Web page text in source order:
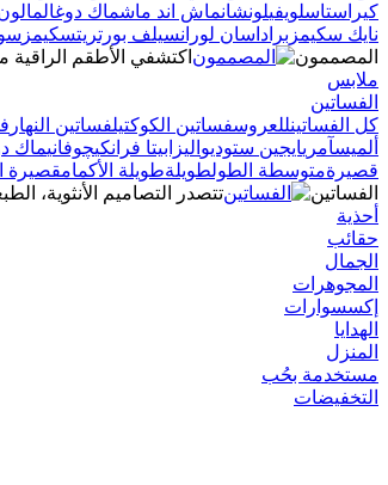
كيراستاسلويفيلونشانماش اند ماشماك دوغال
نايك سكيمز برادا سان لورانسيلف بورتريتسكيمز
المصممون
اكتشفي الأطقم
ملابس
الفساتين
كل الفساتينللعروسفساتين الكوكتيلفساتين النهار
ألميسآمريايجين ستوديو اليزابيتا فرانكيچوفانيماك
قصيرةمتوسطة الطولطويلةطويلة الأكمامقصيرة
الفساتين
تتصدر التصاميم الأنثوية،
أحذية
حقائب
الجمال
المجوهرات
إكسسوارات
الهدايا
المنزل
مستخدمة بحُب
التخفيضات